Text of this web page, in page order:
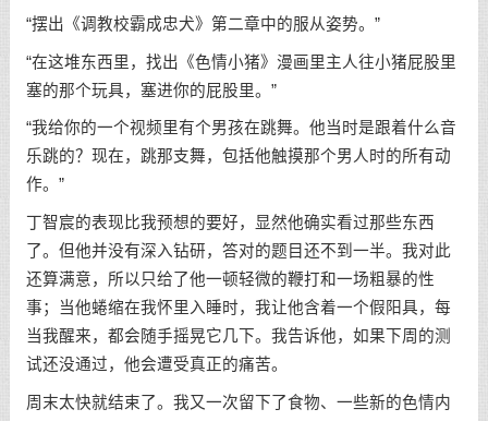
“摆出《调教校霸成忠犬》第二章中的服从姿势。”
“在这堆东西里，找出《色情小猪》漫画里主人往小猪屁股里
塞的那个玩具，塞进你的屁股里。”
“我给你的一个视频里有个男孩在跳舞。他当时是跟着什么音
乐跳的？现在，跳那支舞，包括他触摸那个男人时的所有动
作。”
丁智宸的表现比我预想的要好，显然他确实看过那些东西
了。但他并没有深入钻研，答对的题目还不到一半。我对此
还算满意，所以只给了他一顿轻微的鞭打和一场粗暴的性
事；当他蜷缩在我怀里入睡时，我让他含着一个假阳具，每
当我醒来，都会随手摇晃它几下。我告诉他，如果下周的测
试还没通过，他会遭受真正的痛苦。
周末太快就结束了。我又一次留下了食物、一些新的色情内